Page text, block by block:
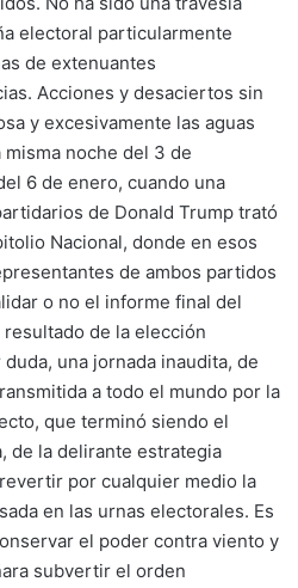
electoral particularmente
de extenuantes
Acciones y desaciertos sin
y excesivamente las aguas
noche del 3 de
6 de enero, cuando una
de Donald Trump trató
Nacional, donde en esos
de ambos partidos
o no el informe final del
de la elección
una jornada inaudita, de
a todo el mundo por la
que terminó siendo el
de la delirante estrategia
por cualquier medio la
en las urnas electorales. Es
el poder contra viento y
subvertir el orden